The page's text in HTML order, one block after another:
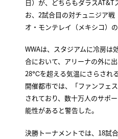
日）が、どちらもダラス
お、2試合目の対チュニジア
オ・モンテレイ（メキシコ）
WWAは、スタジアムに冷房は
合において、アリーナの外に
28℃を超える気温にさらされ
開催都市では、「ファンフェ
されており、数十万人のサポ
能性があると警告した。
決勝トーナメントでは、18試